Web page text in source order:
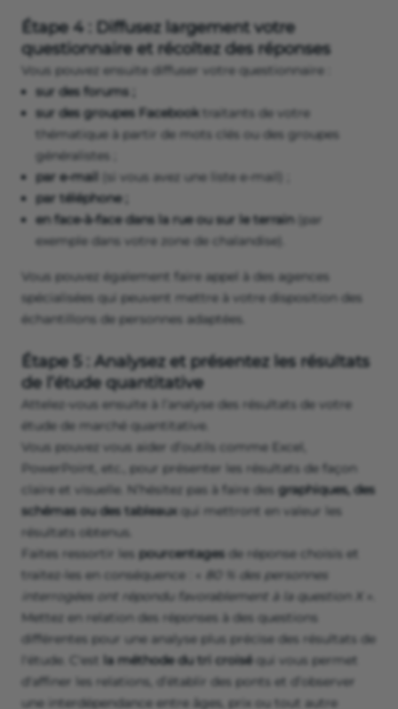
Étape 4 : Diffusez largement votre
questionnaire et récoltez des réponses
Vous pouvez ensuite diffuser votre questionnaire :
sur des forums ;
sur des groupes Facebook traitants de votre
thématique à partir de mots clés ou des groupes
généralistes ;
par e-mail
(si vous avez une liste e-mail) ;
par téléphone ;
en face-à-face dans la rue ou sur le terrain (par
exemple dans votre zone de chalandise).
Vous pouvez également faire appel à des agences
spécialisées qui peuvent mettre à votre disposition des
échantillons de personnes adaptées.
Étape 5 : Analysez et présentez les résultats
de l’étude quantitative
Attelez-vous ensuite à l’analyse des résultats de votre
étude de marché quantitative.
Vous pouvez vous aider d’outils comme Excel,
PowerPoint, etc., pour présenter les résultats de façon
claire et visuelle. N’hésitez pas à faire des graphiques, des
schémas ou des tableauxqui mettront en valeur les
résultats obtenus.
Faites ressortir les pourcentages de réponse choisis et
traitez-les en conséquence : « 80 % des personnes
interrogées ont répondu favorablement à la question X ».
Mettez en relation des réponses à des questions
différentes pour une analyse plus précise des résultats de
l'étude. C'est la méthode du tri croiséqui vous permet
d'affiner les relations, d’établir des ponts et d’observer
une interdépendance entre âges, prix ou tout autre